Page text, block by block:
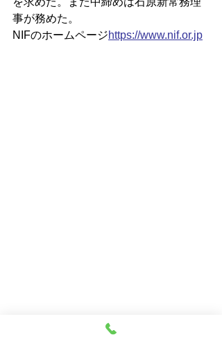
事が務めた。
NIFのホームページhttps://www.nif.or.jp